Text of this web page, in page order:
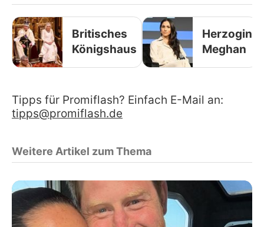
Britisches
Königshaus
Herzogin
Meghan
Tipps für Promiflash? Einfach E-Mail an:
tipps@promiflash.de
Weitere Artikel zum Thema